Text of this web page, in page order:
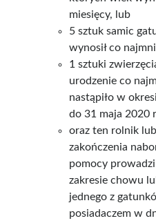
miesięcy, lub
5 sztuk samic
wynosił co
1 sztuki
urodzenie co
nastąpiło w
do 31 maja 2020
oraz ten rolnik
zakończenia
pomocy
zakresie chowu
jednego z
posiadaczem w